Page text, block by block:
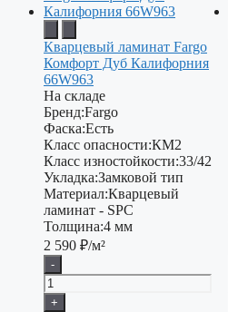
Кварцевый ламинат Fargo
Комфорт Дуб Калифорния
66W963
На складе
Бренд:Fargo
Фаска:Есть
Класс опасности:КМ2
Класс изностойкости:33/42
Укладка:Замковой тип
Материал:Кварцевый
ламинат - SPC
Толщина:4 мм
2 590 ₽/м²
-
+